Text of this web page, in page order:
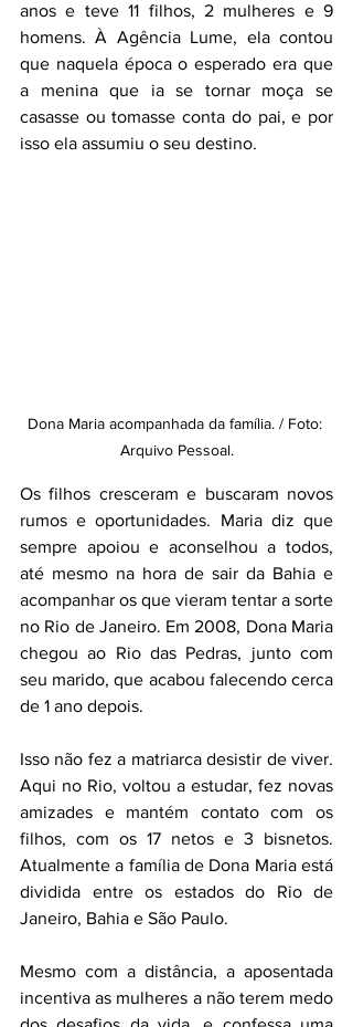
anos e teve 11 filhos, 2 mulheres e 9
homens. À Agência Lume, ela contou
que naquela época o esperado era que
a menina que ia se tornar moça se
casasse ou tomasse conta do pai, e por
isso ela assumiu o seu destino.
Dona Maria acompanhada da família. / Foto:
Arquivo Pessoal.
Os filhos cresceram e buscaram novos
rumos e oportunidades. Maria diz que
sempre apoiou e aconselhou a todos,
até mesmo na hora de sair da Bahia e
acompanhar os que vieram tentar a sorte
no Rio de Janeiro. Em 2008, Dona Maria
chegou ao Rio das Pedras, junto com
seu marido, que acabou falecendo cerca
de 1 ano depois.
Isso não fez a matriarca desistir de viver.
Aqui no Rio, voltou a estudar, fez novas
amizades e mantém contato com os
filhos, com os 17 netos e 3 bisnetos.
Atualmente a família de Dona Maria está
dividida entre os estados do Rio de
Janeiro, Bahia e São Paulo.
Mesmo com a distância, a aposentada
incentiva as mulheres a não terem medo